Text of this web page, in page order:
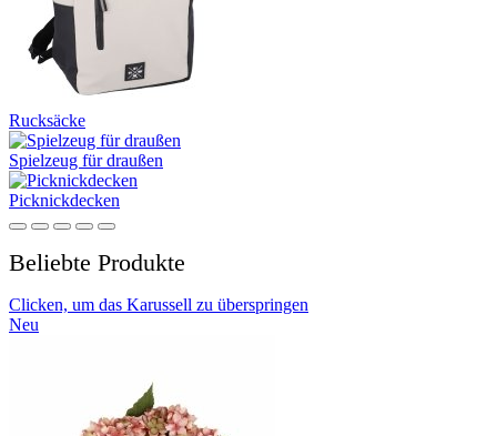
Rucksäcke
Spielzeug für draußen
Picknickdecken
Beliebte Produkte
Clicken, um das Karussell zu überspringen
Neu